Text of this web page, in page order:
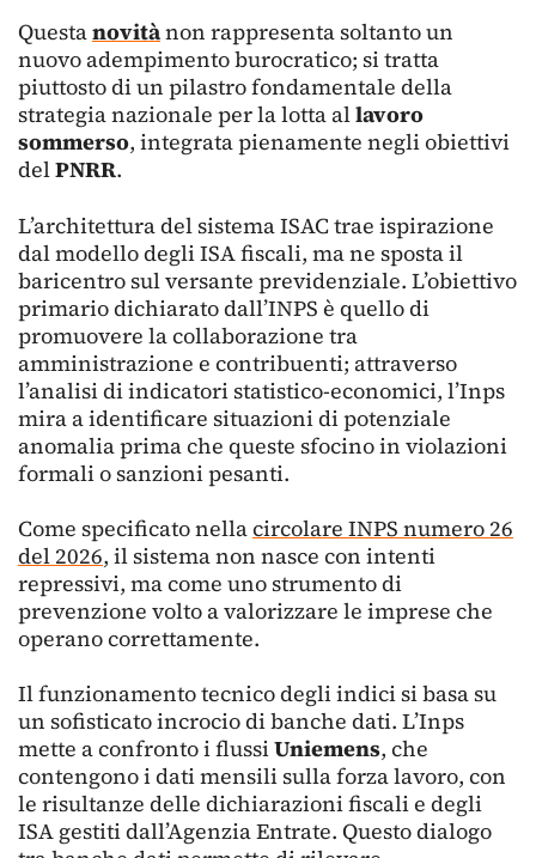
Questanovitànon rappresenta soltanto un
nuovo adempimento burocratico; si tratta
piuttosto di un pilastro fondamentale della
strategia nazionale per la lotta allavoro
sommerso, integrata pienamente negli obiettivi
delPNRR.
L’architettura del sistema ISAC trae ispirazione
dal modello degli ISA fiscali, ma ne sposta il
baricentro sul versante previdenziale. L’obiettivo
primario dichiarato dall’INPS è quello di
promuovere la collaborazione tra
amministrazione e contribuenti; attraverso
l’analisi di indicatori statistico-economici, l’Inps
mira a identificare situazioni di potenziale
anomalia prima che queste sfocino in violazioni
formali o sanzioni pesanti.
Come specificato nellacircolare INPS numero 26
del 2026, il sistema non nasce con intenti
repressivi, ma come uno strumento di
prevenzione volto a valorizzare le imprese che
operano correttamente.
Il funzionamento tecnico degli indici si basa su
un sofisticato incrocio di banche dati. L’Inps
mette a confronto i flussiUniemens, che
contengono i dati mensili sulla forza lavoro, con
le risultanze delle dichiarazioni fiscali e degli
ISA gestiti dall’Agenzia Entrate. Questo dialogo